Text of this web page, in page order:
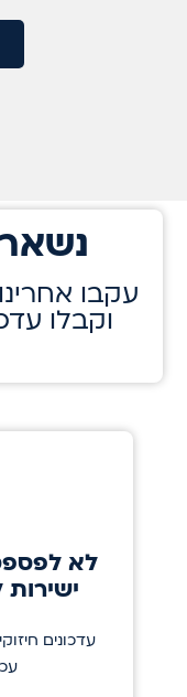
וקבלו
לא
עדכונים